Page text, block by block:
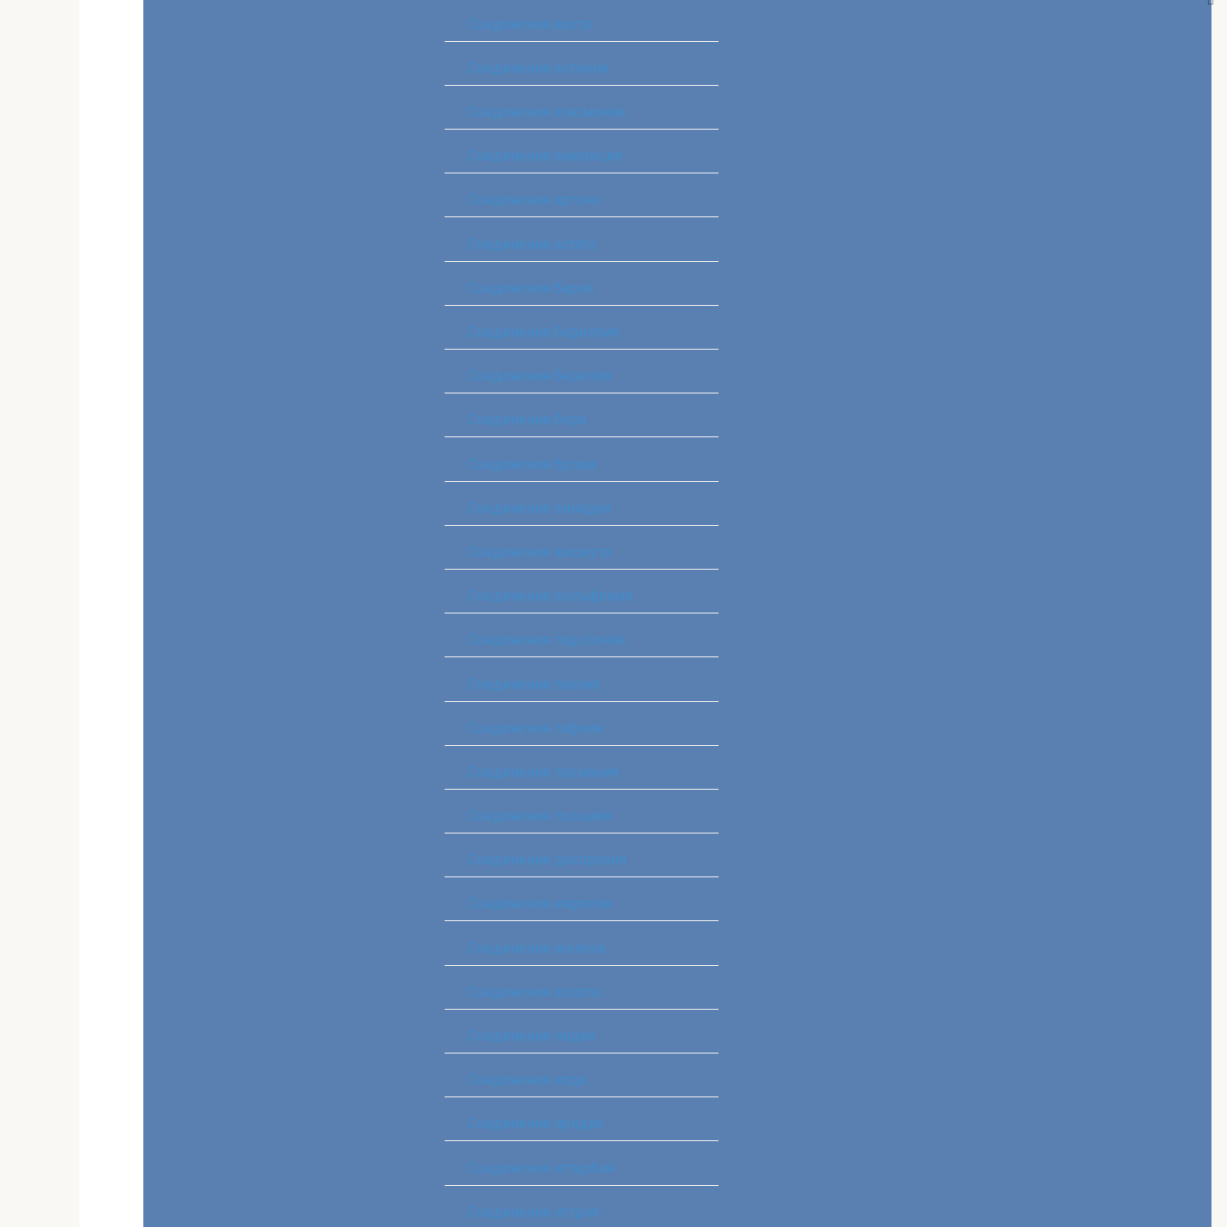
Соединения азота
Соединения актиния
Соединения алюминия‎
Соединения америция‎
Соединения аргона‎
Соединения астата‎
Соединения бария
Соединения бериллия‎
Соединения берклия
Соединения бора‎
Соединения брома‎
Соединения ванадия‎
Соединения висмута
Соединения вольфрама‎
Соединения гадолиния‎
Соединения галлия‎
Соединения гафния‎
Соединения германия‎
Соединения гольмия‎
Соединения диспрозия‎ ‎
Соединения европия‎
Соединения железа‎
Соединения золота‎
Соединения индия
Соединения иода‎
Соединения иридия
Соединения иттербия‎
Соединения иттрия‎